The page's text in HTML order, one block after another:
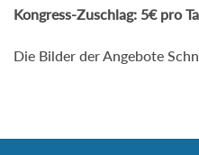
Kongress-Zuschlag: 5€ pro
Die Bilder der Angebote